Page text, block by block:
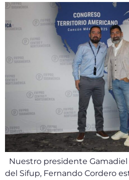
Nuestro presidente Gamadiel
del Sifup, Fernando Cordero